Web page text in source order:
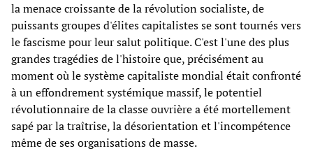
la menace croissante de la révolution socialiste, de
puissants groupes d'élites capitalistes se sont tournés vers
le fascisme pour leur salut politique. C'est l'une des plus
grandes tragédies de l'histoire que, précisément au
moment où le système capitaliste mondial était confronté
à un effondrement systémique massif, le potentiel
révolutionnaire de la classe ouvrière a été mortellement
sapé par la traîtrise, la désorientation et l'incompétence
même de ses organisations de masse.